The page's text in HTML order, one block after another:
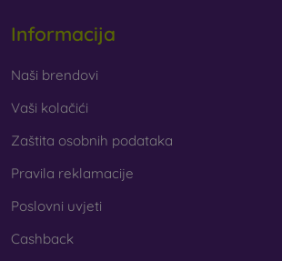
Informacija
Naši brendovi
Vaši kolačići
Zaštita osobnih podataka
Pravila reklamacije
Poslovni uvjeti
Cashback